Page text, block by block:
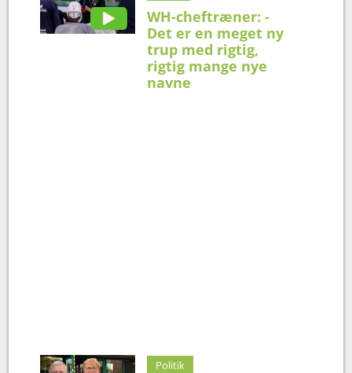
WH-cheftræner: -
Det er en meget ny
trup med rigtig,
rigtig mange nye
navne
Politik